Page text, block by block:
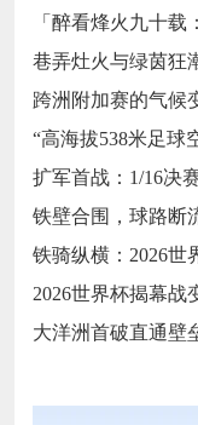
「醉看烽火九十载
巷弄灶火与绿茵狂
扩军首战：1/16决
铁壁合围，球路断
铁骑纵横：2026世
2026世界杯揭幕战